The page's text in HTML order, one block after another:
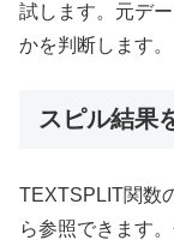
試します。元デ
かを判断します。
スピル結果
TEXTSPLIT関数
ら参照できます